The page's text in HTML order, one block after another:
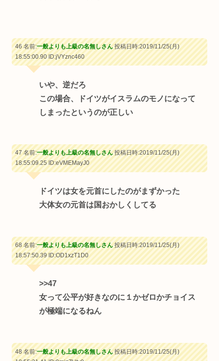
46 名前:一般よりも上級の名無しさん投稿日時:2019/11/25(月)
18:55:00.90ID:jVYznc460
いや、逆だろ
この場合、ドイツがイスラムのモノになって
しまったというのが正しい
47 名前:一般よりも上級の名無しさん投稿日時:2019/11/25(月)
18:55:09.25ID:eVMEMayJ0
ドイツは女を元首にしたのがまずかった
大体女の元首は国おかしくしてる
68 名前:一般よりも上級の名無しさん投稿日時:2019/11/25(月)
18:57:50.39ID:OD1xzT1D0
>>47
女って公平が好きなのに１かゼロかチョイス
が極端になるねん
48 名前:一般よりも上級の名無しさん投稿日時:2019/11/25(月)